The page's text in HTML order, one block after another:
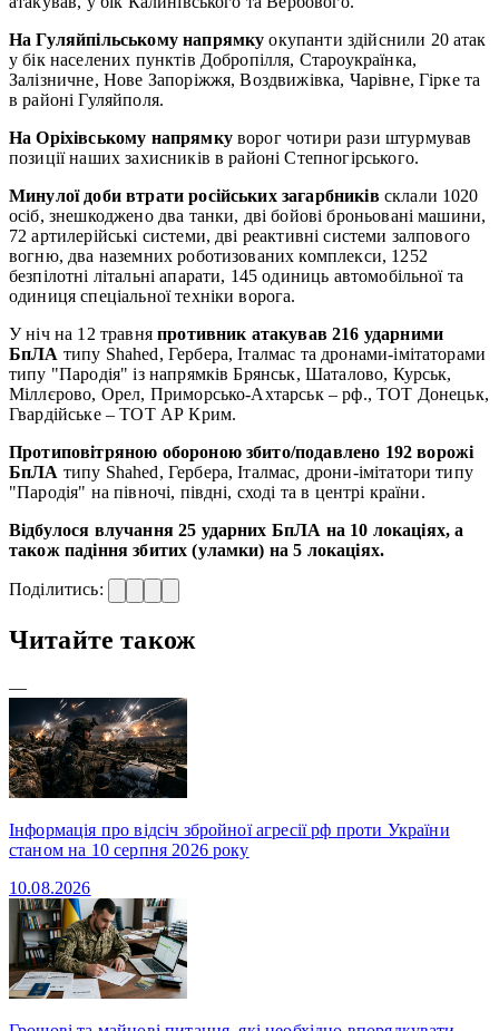
На Гуляйпільському напрямку окупанти здійснили 20 атак
у бік населених пунктів Добропілля, Староукраїнка,
Залізничне, Нове Запоріжжя, Воздвижівка, Чарівне, Гірке та
в районі Гуляйполя.
На Оріхівському напрямку ворог чотири рази штурмував
позиції наших захисників в районі Степногірського.
Минулої доби втрати російських загарбників склали 1020
осіб, знешкоджено два танки, дві бойові броньовані машини,
72 артилерійські системи, дві реактивні системи залпового
вогню, два наземних роботизованих комплекси, 1252
безпілотні літальні апарати, 145 одиниць автомобільної та
одиниця спеціальної техніки ворога.
У ніч на 12 травняпротивник атакував 216 ударними
БпЛА типу Shahed, Гербера, Італмас та дронами-імітаторами
типу "Пародія" із напрямків Брянськ, Шаталово, Курськ,
Міллєрово, Орел, Приморсько-Ахтарськ – рф., ТОТ Донецьк,
Гвардійське – ТОТ АР Крим.
Протиповітряною обороною збито/подавлено 192 ворожі
БпЛА типу Shahed, Гербера, Італмас, дрони-імітатори типу
"Пародія" на півночі, півдні, сході та в центрі країни.
Відбулося влучання 25 ударних БпЛА на 10 локаціях, а
також падіння збитих (уламки) на 5 локаціях.
Поділитись:
Читайте також
—
Інформація про відсіч збройної агресії рф проти України
станом на 10 серпня 2026 року
10.08.2026